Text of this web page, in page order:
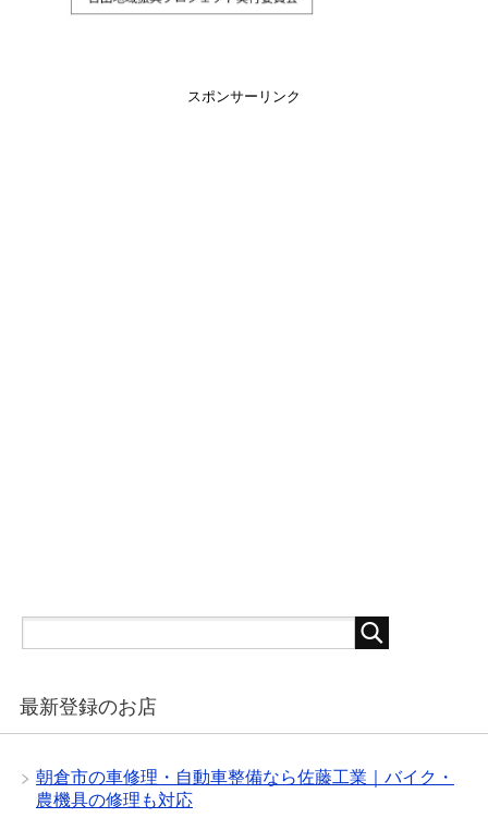
スポンサーリンク
最新登録のお店
朝倉市の車修理・自動車整備なら佐藤工業｜バイク・
農機具の修理も対応